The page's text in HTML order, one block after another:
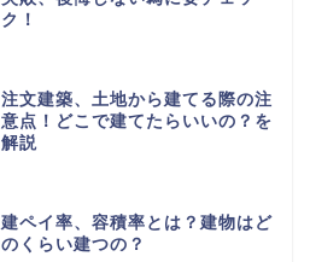
ク！
注文建築、土地から建てる際の注
意点！どこで建てたらいいの？を
解説
建ペイ率、容積率とは？建物はど
のくらい建つの？